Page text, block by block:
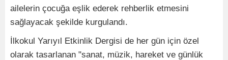
ailelerin çocuğa eşlik ederek rehberlik etmesini
sağlayacak şekilde kurgulandı.
İlkokul Yarıyıl Etkinlik Dergisi de her gün için özel
olarak tasarlanan "sanat, müzik, hareket ve günlük